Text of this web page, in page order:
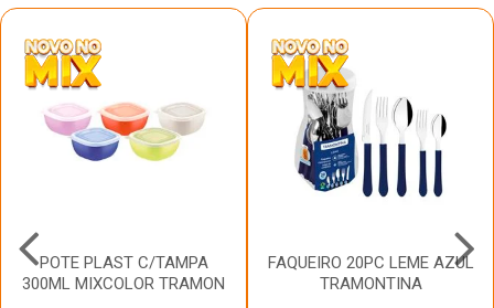
POTE PLAST C/TAMPA
300ML MIXCOLOR TRAMON
FAQUEIRO 20PC LEME AZUL
TRAMONTINA